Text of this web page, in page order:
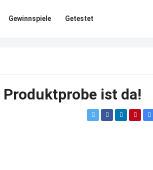
Gewinnspiele Getestet
Produktprobe ist da!